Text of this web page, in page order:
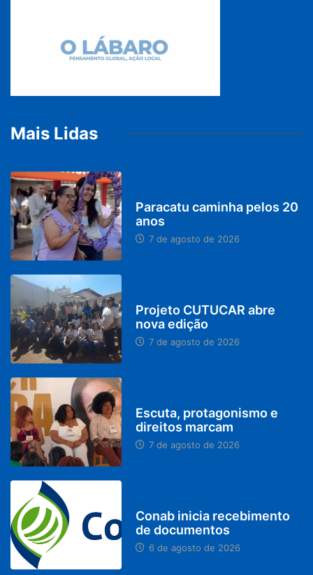
Mais Lidas
Paracatu caminha pelos 20
anos
7 de agosto de 2026
Projeto CUTUCAR abre
nova edição
7 de agosto de 2026
Escuta, protagonismo e
direitos marcam
7 de agosto de 2026
Conab inicia recebimento
de documentos
6 de agosto de 2026